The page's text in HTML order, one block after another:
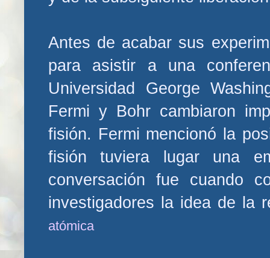
Antes de acabar sus
para asistir a una
Universidad George
Fermi y Bohr cambiaron
fisión. Fermi mencionó la
fisión tuviera lugar una
conversación fue cuando
investigadores la idea de la
atómica